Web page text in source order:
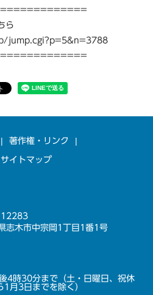
ら
jump.cgi?p=5&n=3788
著作権・リンク
サイトマップ
木市中宗岡1丁目1番1号
4時30分まで（土・日曜日、祝休
月3日までを除く）